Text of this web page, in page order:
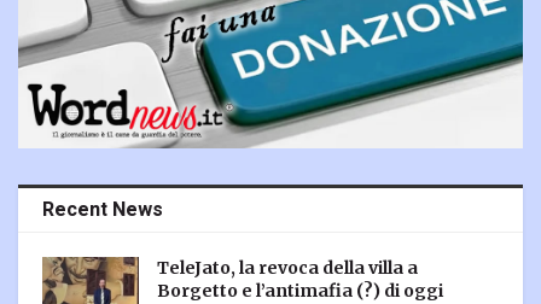
Recent News
TeleJato, la revoca della villa a
Borgetto e l’antimafia (?) di oggi